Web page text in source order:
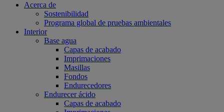
Acerca de
Sostenibilidad
Programa global de pruebas ambientales
Interior
Base agua
Capas de acabado
Imprimaciones
Masillas
Fondos
Endurecedores
Endurecer ácido
Capas de acabado